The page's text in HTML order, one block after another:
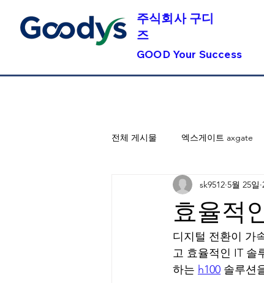
GOOD Your Success
​주식회사 구디
즈
전체 게시물 엑스게이트 axgate
효율적
sk9512 5월 25일
디지털 전환이 가
고 효율적인 IT 솔
하는 h100 솔루션